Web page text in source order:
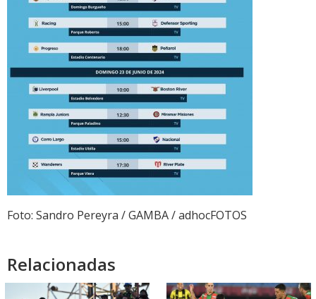
Foto: Sandro Pereyra / GAMBA / adhocFOTOS
Relacionadas